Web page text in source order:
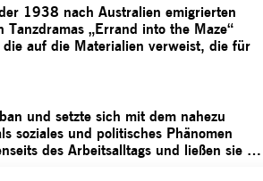
1938 nach Australien emigrierten
„Errand into the Maze“
auf die Materialien verweist, die für
und setzte sich mit dem nahezu
soziales und politisches Phänomen
des Arbeitsalltags und ließen sie …